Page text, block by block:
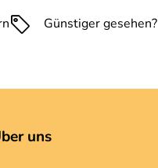
Günstiger gesehen?
uns